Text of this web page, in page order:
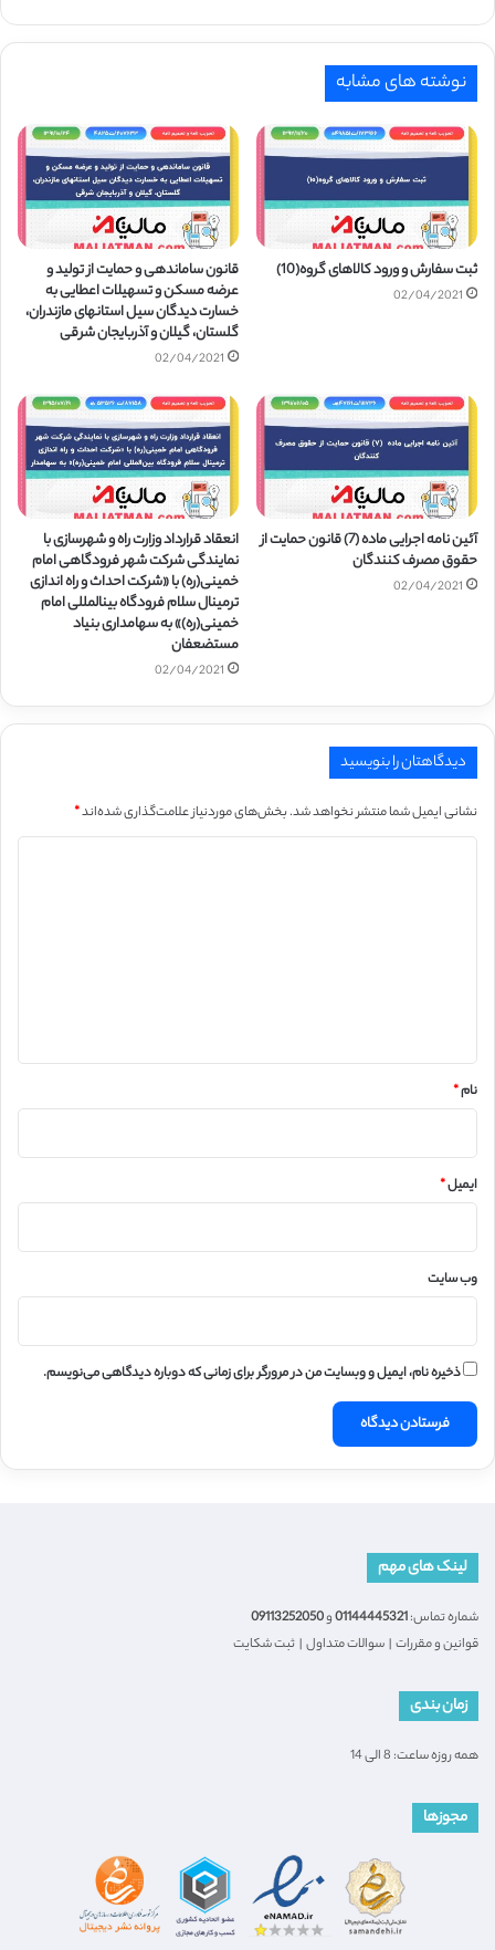
نوشته های مشابه
ثبت سفارش و ورود کالاهای گروه(10)
02/04/2021
قانون ساماندهی و حمایت از تولید و
عرضه مسکن و تسهیلات اعطایی به
خسارت دیدگان سیل استانهای مازندران،
گلستان، گیلان و آذربایجان شرقی
02/04/2021
آئین نامه اجرایی ماده (7) قانون حمایت از
حقوق مصرف کنندگان
02/04/2021
انعقاد قرارداد وزارت راه و شهرسازی با
نمایندگی شرکت شهر فرودگاهی امام
خمینی(ره) با «شرکت احداث و راه اندازی
ترمینال سلام فرودگاه بین­المللی امام
خمینی(ره)» به سهامداری بنیاد
مستضعفان
02/04/2021
دیدگاهتان را بنویسید
نشانی ایمیل شما منتشر نخواهد شد.بخش‌های موردنیاز علامت‌گذاری شده‌اند*
نام*
ایمیل*
وب‌ سایت
ذخیره نام، ایمیل و وبسایت من در مرورگر برای زمانی که دوباره دیدگاهی می‌نویسم.
لینک های مهم
شماره تماس:01144445321و09113252050
قوانین و مقررات | سوالات متداول | ثبت شکایت
زمان بندی
همه روزه ساعت: 8 الی 14
مجوزها